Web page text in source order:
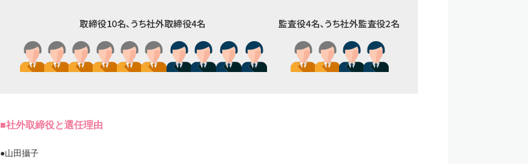
■社外取締役と選任理由
●山田攝子